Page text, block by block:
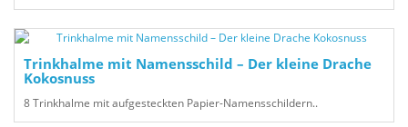
Trinkhalme mit Namensschild – Der kleine Drache
Kokosnuss
8 Trinkhalme mit aufgesteckten Papier-Namensschildern..